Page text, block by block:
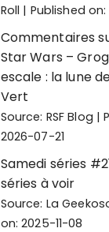
Roll
Published
Commentaires
Star Wars –
escale : la lune
Vert
Source: RSF Blog
2026-07-21
Samedi séries
séries à voir
Source: La
on: 2025-11-08